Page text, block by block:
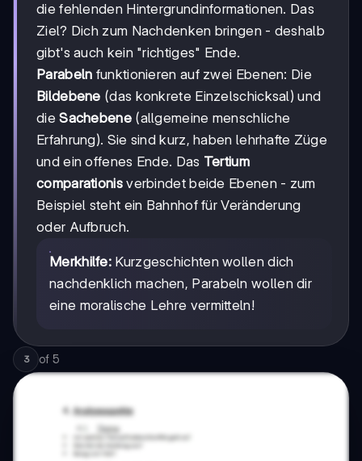
die fehlenden Hintergrundinformationen. Das
Ziel? Dich zum Nachdenken bringen - deshalb
gibt's auch kein "richtiges" Ende.
Parabeln funktionieren auf zwei Ebenen: Die
Bildebene (das konkrete Einzelschicksal) und
dieSachebene(allgemeine menschliche
Erfahrung). Sie sind kurz, haben lehrhafte Züge
und ein offenes Ende. Das Tertium
comparationisverbindet beide Ebenen - zum
Beispiel steht ein Bahnhof für Veränderung
oder Aufbruch.
Merkhilfe: Kurzgeschichten wollen dich
nachdenklich machen, Parabeln wollen dir
eine moralische Lehre vermitteln!
3 of 5